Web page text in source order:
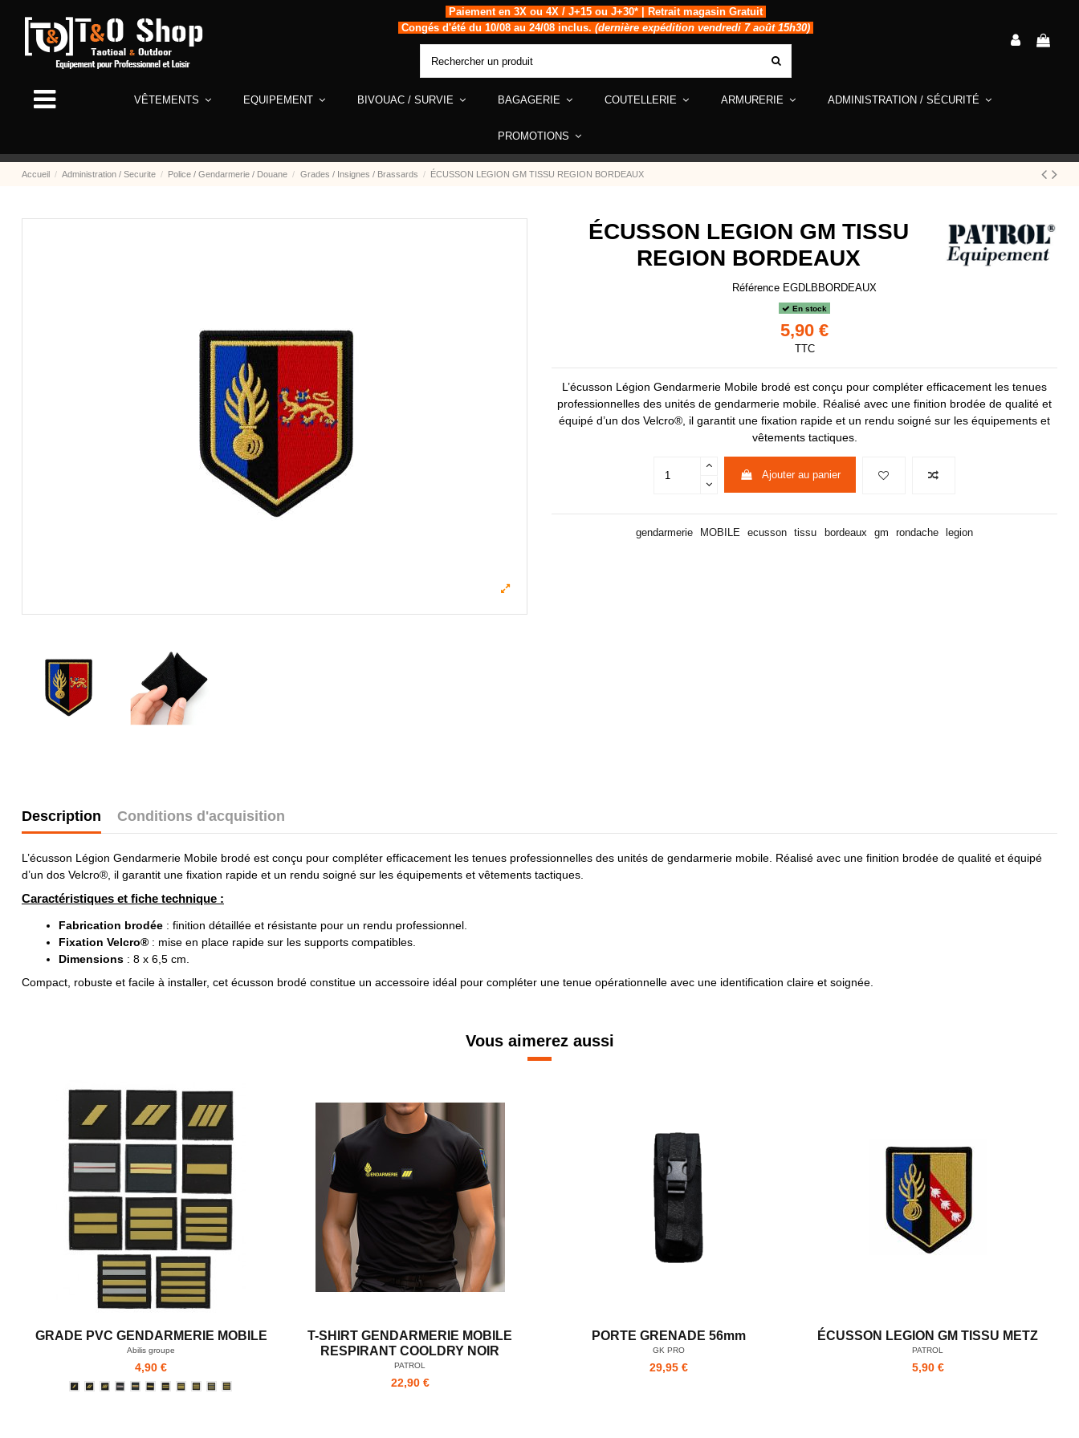
Paiement en 3X ou 4X / J+15 ou J+30* | Retrait magasin Gratuit
Congés d'été du 10/08 au 24/08 inclus.(dernière expédition vendredi 7 août 15h30)
VÊTEMENTS EQUIPEMENT BIVOUAC / SURVIE BAGAGERIE COUTELLERIE ARMURERIE ADMINISTRATION / SÉCURITÉ
PROMOTIONS
Accueil Administration / Securite Police / Gendarmerie / Douane Grades / Insignes / Brassards ÉCUSSON LEGION GM TISSU REGION BORDEAUX
ÉCUSSON LEGION GM TISSU
REGION BORDEAUX
Référence EGDLBBORDEAUX
En stock
5,90 €
TTC
L’écusson Légion Gendarmerie Mobile brodé est conçu pour compléter efficacement les tenues
professionnelles des unités de gendarmerie mobile. Réalisé avec une finition brodée de qualité et
équipé d’un dos Velcro®, il garantit une fixation rapide et un rendu soigné sur les équipements et
vêtements tactiques.
Ajouter au panier
gendarmerie MOBILE ecusson tissu bordeaux gm rondache legion
Description Conditions d'acquisition
L’écusson Légion Gendarmerie Mobile brodé est conçu pour compléter efficacement les tenues professionnelles des unités de gendarmerie mobile. Réalisé avec une finition brodée de qualité et équipé
d’un dos Velcro®, il garantit une fixation rapide et un rendu soigné sur les équipements et vêtements tactiques.
Caractéristiques et fiche technique :
Fabrication brodée : finition détaillée et résistante pour un rendu professionnel.
Fixation Velcro® : mise en place rapide sur les supports compatibles.
Dimensions : 8 x 6,5 cm.
Compact, robuste et facile à installer, cet écusson brodé constitue un accessoire idéal pour compléter une tenue opérationnelle avec une identification claire et soignée.
Vous aimerez aussi
GRADE PVC GENDARMERIE MOBILE
Abilis groupe
4,90 €
T-SHIRT GENDARMERIE MOBILE
RESPIRANT COOLDRY NOIR
PATROL
22,90 €
PORTE GRENADE 56mm
GK PRO
29,95 €
ÉCUSSON LEGION GM TISSU METZ
PATROL
5,90 €